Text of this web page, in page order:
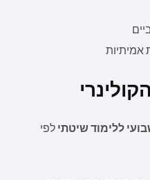
אמיתיות
ללימוד שיטתי לפי